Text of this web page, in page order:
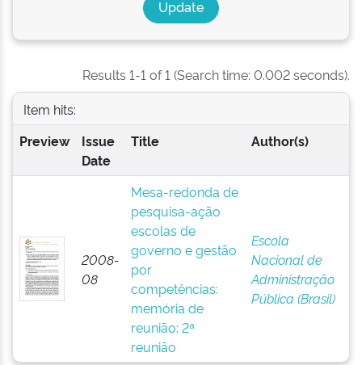
Results 1-1 of 1 (Search time: 0.002 seconds).
Item hits:
Preview
Issue
Date
Title Author(s)
2008-
08
Mesa-redonda de
pesquisa-ação
escolas de
governo e gestão
por
competências:
memória de
reunião: 2ª
reunião
Escola
Nacional de
Administração
Pública (Brasil)